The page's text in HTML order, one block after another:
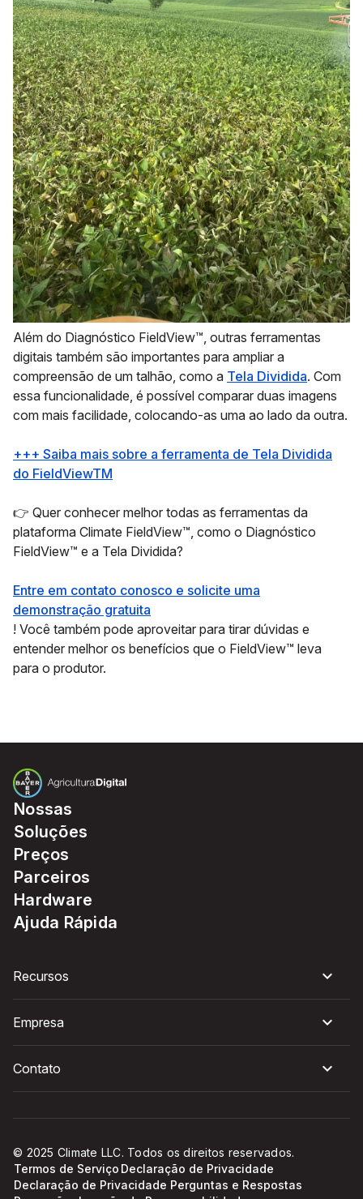
Além do Diagnóstico FieldView™, outras ferramentas
digitais também são importantes para ampliar a
compreensão de um talhão, como a Tela Dividida. Com
essa funcionalidade, é possível comparar duas imagens
com mais facilidade, colocando-as uma ao lado da outra.
+++ Saiba mais sobre a ferramenta de Tela Dividida
do FieldViewTM
👉 Quer conhecer melhor todas as ferramentas da
plataforma Climate FieldView™, como o Diagnóstico
FieldView™ e a Tela Dividida?
Entre em contato conosco e solicite uma
demonstração gratuita
! Você também pode aproveitar para tirar dúvidas e
entender melhor os benefícios que o FieldView™ leva
para o produtor.
Nossas
Soluções
Preços
Parceiros
Hardware
Ajuda Rápida
Recursos
Empresa
Contato
© 2025 Climate LLC. Todos os direitos reservados.
Termos de Serviço Declaração de Privacidade
Declaração de Privacidade Perguntas e Respostas